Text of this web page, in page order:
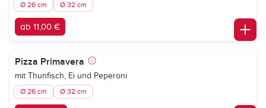
Ø 26 cm Ø 32 cm
ab 11,00 €
Pizza Primavera
mit Thunfisch, Ei und Peperoni
Ø 26 cm Ø 32 cm